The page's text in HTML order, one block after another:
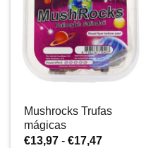
Mushrocks Trufas
mágicas
€13,97 - €17,47Gama